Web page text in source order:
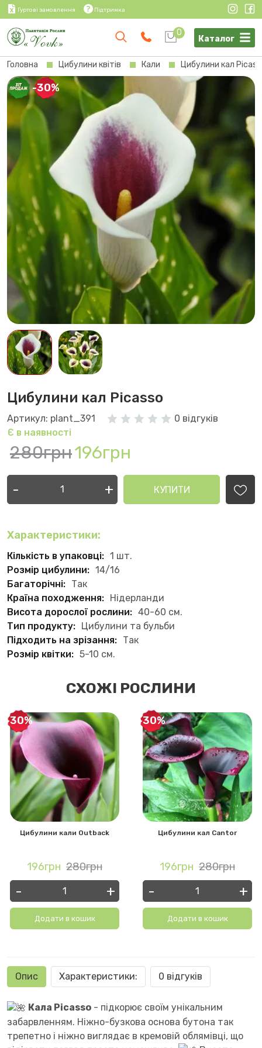
Гуртові замовлення Підтримка
0
Каталог
Головна Цибулини квітів Кали Цибулини кал
-30%
Цибулини кал Picasso
Артикул: plant_391
0 відгуків
Є в наявності
280грн196грн
- + КУПИТИ
Характеристики:
Кількість в упаковці: 1 шт.
Розмір цибулини: 14/16
Багаторічні: Так
Країна походження: Нідерланди
Висота дорослої рослини: 40-60 см.
Тип продукту: Цибулини та бульби
Підходить на зрізання: Так
Розмір квітки: 5-10 см.
СХОЖІ РОСЛИНИ
-30%
Цибулини кали Outback
196грн 280грн
- +
Додати в кошик
-30%
Цибулини кал Cantor
196грн 280грн
- +
Додати в кошик
Опис Характеристики: 0 відгуків
Кала Picasso - підкорює своїм унікальним
забарвленням. Ніжно-бузкова основа бутона так
трепетно ​​і ніжно виглядає в кремовій облямівці, що